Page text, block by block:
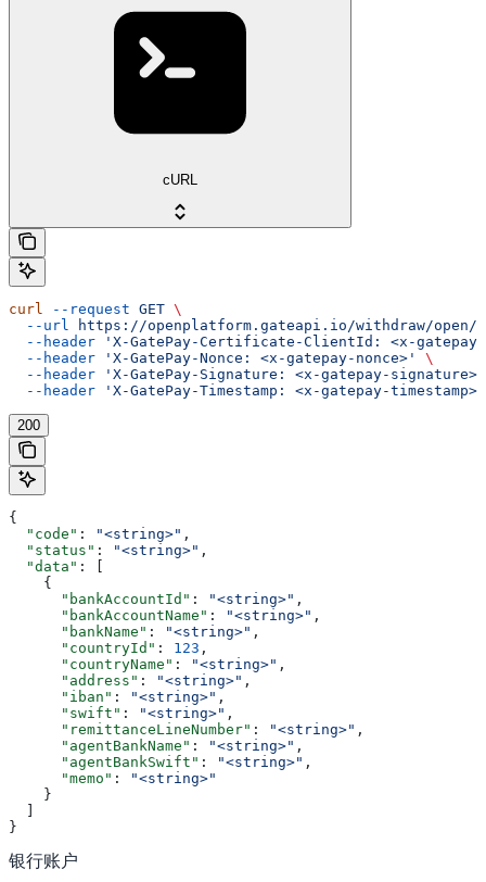
cURL
curl --request GET \
  --url
https://openplatform.gateapi.io/withdraw/
  --header
'X-GatePay-Certificate-ClientId: <x-
  --header
'X-GatePay-Nonce: <x-gatepay-nonce>'
\
  --header
'X-GatePay-Signature: <x-gatepay-signature>'
  --header
'X-GatePay-Timestamp: <x-gatepay-timestamp>'
200
{
  "code"
: "<string>" ,
  "status"
: "<string>" ,
  "data"
: [
    {
      "bankAccountId"
: "<string>" ,
      "bankAccountName"
: "<string>" ,
      "bankName"
: "<string>" ,
      "countryId"
: 123 ,
      "countryName"
: "<string>" ,
      "address"
: "<string>" ,
      "iban"
: "<string>" ,
      "swift"
: "<string>" ,
      "remittanceLineNumber"
: "<string>" ,
      "agentBankName"
: "<string>" ,
      "agentBankSwift"
: "<string>" ,
      "memo"
:
"<string>"
    }
}
银行账户